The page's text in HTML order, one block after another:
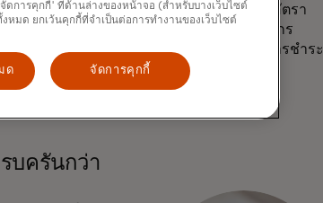
รมนั้นน่าจะเป็นของจริงหรือไม่ ซึ่งช่วยเพิ่มอัตรา
มากถึง 300% ในบางกรณี ในสหราชอาณาจักร
ใช้ AI ในการตรวจจับการฉ้อโกงการชำระ
นั้นก่อนที่เงินจะออกจากบัญชีของผู้เสียหาย
บครันกว่า
ดการคุกกี้' ที่ด้านล่างของหน้าจอ (สำหรับบางเว็บไซต์
หมด ยกเว้นคุกกี้ที่จำเป็นต่อการทำงานของเว็บไซต์
ด จัดการคุกกี้